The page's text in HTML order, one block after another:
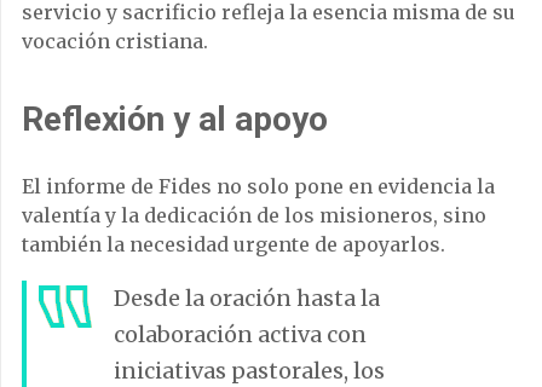
servicio y sacrificio refleja la esencia misma de su
vocación cristiana.
Reflexión y al apoyo
El informe de Fides no solo pone en evidencia la
valentía y la dedicación de los misioneros, sino
también la necesidad urgente de apoyarlos.
Desde la oración hasta la
colaboración activa con
iniciativas pastorales, los